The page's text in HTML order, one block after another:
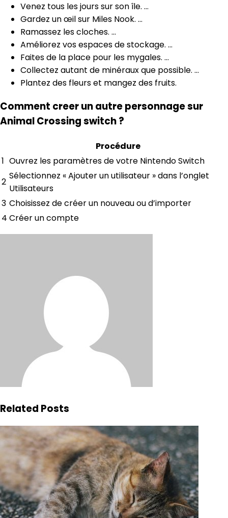
Venez tous les jours sur son île. …
Gardez un œil sur Miles Nook. …
Ramassez les cloches. …
Améliorez vos espaces de stockage. …
Faites de la place pour les mygales. …
Collectez autant de minéraux que possible. …
Plantez des fleurs et mangez des fruits.
Comment creer un autre personnage sur
Animal Crossing switch ?
Procédure
1 Ouvrez les paramètres de votre Nintendo Switch
2
Sélectionnez « Ajouter un utilisateur » dans l’onglet
Utilisateurs
3 Choisissez de créer un nouveau ou d’importer
4 Créer un compte
Related Posts